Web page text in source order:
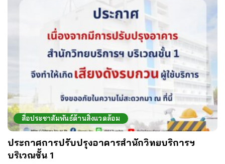
สื่อประชาสัมพันธ์ด้านสิ่งแวดล้อม
ประกาศการปรับปรุงอาคารสำนักวิทยบริการฯ
บริเวณชั้น 1